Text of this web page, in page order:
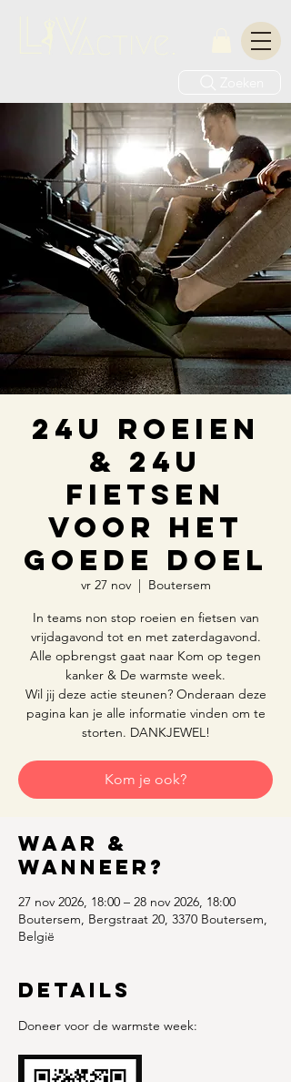
24u Roeien
& 24u
Fietsen
voor het
goede doel
vr 27 nov
  |
Boutersem
In teams non stop roeien en fietsen van
vrijdagavond tot en met zaterdagavond.
Alle opbrengst gaat naar Kom op tegen
kanker & De warmste week.
Wil jij deze actie steunen? Onderaan deze
pagina kan je alle informatie vinden om te
storten. DANKJEWEL!
Kom je ook?
Waar &
Wanneer?
27 nov 2026, 18:00 – 28 nov 2026, 18:00
Boutersem, Bergstraat 20, 3370 Boutersem,
België
Details
Doneer voor de warmste week: